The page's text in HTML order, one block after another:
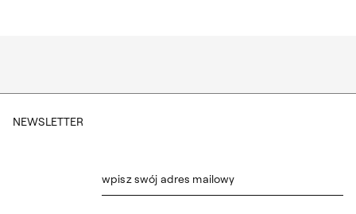
NEWSLETTER
wpisz swój adres mailowy